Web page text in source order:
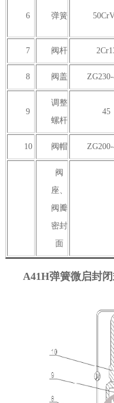
6 弹簧
7 阀杆
8 阀盖
9
调整
螺杆
45
10 阀帽
阀
座、
阀瓣
密封
面
A41H弹簧微启封